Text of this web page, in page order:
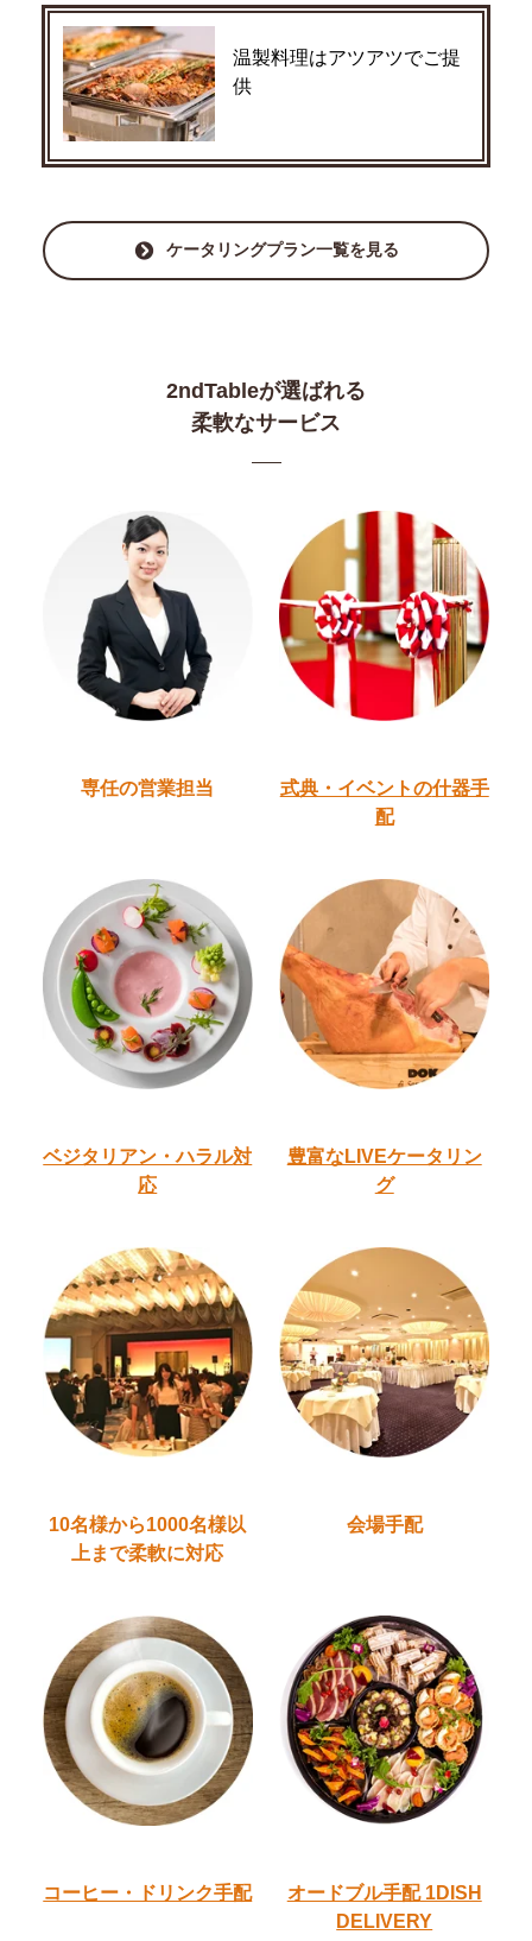
温製料理はアツアツでご提
供
ケータリングプラン一覧を見る
2ndTableが選ばれる
柔軟なサービス
専任の営業担当 式典・イベントの什器手
配
ベジタリアン・ハラル対
応
豊富なLIVEケータリン
グ
10名様から1000名様以
上 まで柔軟に対応
会場手配
コーヒー・ドリンク手配 オードブル手配1DISH
DELIVERY